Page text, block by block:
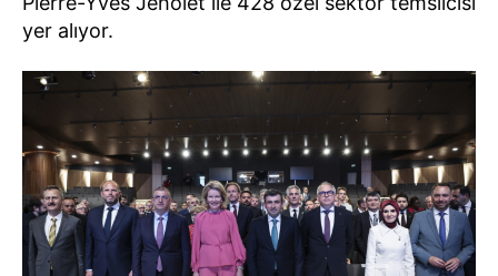
yer alıyor.